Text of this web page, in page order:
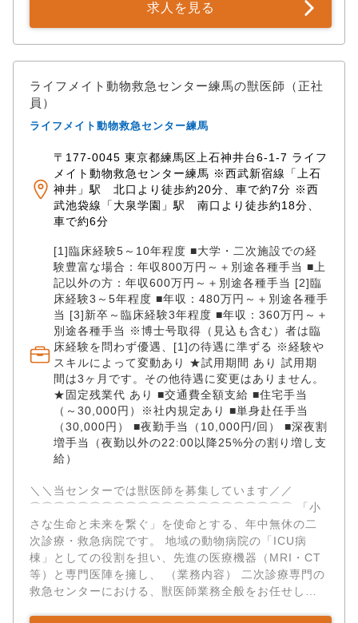
イフステージの変化に合わせた柔軟な働き方を応援し
体系的に学んでいただけます。 個人病院ではなかなか
経験できない規模のマネジメントや、大手グループな
らではのマーケティングノウハウを間近で学び、実践
できる環境です。 「将来は自分の病院を持ってみた
い」 「これまでの臨床経験を活かして組織を引っ張る
側に回りたい」 という獣医師の情熱に応える環境を約
な院長就任を見据えた病院マネジメント業務全般。 ◎
ンフォームドコンセント ◎スタッフの教育・指導、チ
ームのモチベーション管理 ◎数値管理、病院方針の策
定、マーケティングなどの経営管理業務 ※将来は院長
として、病院全体の経営・運営をリードしていただき
経験と手腕を正当評価！想定年収7,000,000円〜
10,000,000円の高待遇 マネージャークラス〜院長候補
（管理監督者）としての採用となるため、月給は50万
円〜からのスタート！ これまでの臨床経験やスキル、
前職の給与を考慮の上、上限なしで決定します。 賞与
年2回（初年度は1回）もあり、あなたの実力がしっか
りと収入に直結する仕組みです。 ✅特定の認定医資格
に対して月5万〜20万円支給！手厚すぎる「各種諸手
当」 月1.5万〜3万円の「住宅手当（支給条件あり）」
をはじめ、 特定の認定医資格に対して月5万〜20万円
が支給される「資格手当」や「英語資格手当（月3万円/
支給条件あり）」など、 生活面やこれまでのキャリア
を強力にサポートする手当が非常に充実しています。
✅ワークライフバランスもしっかり。残業代は完全法令
順守！ 完全週休2日制（シフト制）に加え、年次有給休
暇や慶弔休暇など、体をしっかりと休められる環境を
整えています。 また、残業代は完全法令順守で支給。
セミナーや学会の参加費補助、院内セミナーなど、 働
きながら経営ノウハウや最新の獣医療知識をアップデ
ートできる支援体制も万全です。
求人を見る
ライフメイト動物救急センター練馬の獣医師（正社
員）
ライフメイト動物救急センター練馬
〒177-0045 東京都練馬区上石神井台6-1-7 ライフ
メイト動物救急センター練馬 ※西武新宿線「上石
神井」駅 北口より徒歩約20分、車で約7分 ※西
武池袋線「大泉学園」駅 南口より徒歩約18分、
車で約6分
[1]臨床経験5～10年程度 ■大学・二次施設での経
験豊富な場合：年収800万円～＋別途各種手当 ■上
記以外の方：年収600万円～＋別途各種手当 [2]臨
床経験3～5年程度 ■年収：480万円～＋別途各種手
当 [3]新卒～臨床経験3年程度 ■年収：360万円～＋
別途各種手当 ※博士号取得（見込も含む）者は臨
床経験を問わず優遇、[1]の待遇に準ずる ※経験や
スキルによって変動あり ★試用期間 あり 試用期
間は3ヶ月です。その他待遇に変更はありません。
★固定残業代 あり ■交通費全額支給 ■住宅手当
（～30,000円）※社内規定あり ■単身赴任手当
（30,000円） ■夜勤手当（10,000円/回） ■深夜割
増手当（夜勤以外の22:00以降25%分の割り増し支
給）
＼＼当センターでは獣医師を募集しています／／ ​
⌒⌒⌒⌒⌒⌒⌒⌒⌒⌒⌒⌒⌒⌒⌒⌒⌒⌒⌒⌒⌒⌒ 「小
さな生命と未来を繋ぐ」を使命とする、年中無休の二
次診療・救急病院です。 地域の動物病院の「ICU病
棟」としての役割を担い、先進の医療機器（MRI・CT
等）と専門医陣を擁し、 （業務内容） 二次診療専門の
救急センターにおける、獣医師業務全般をお任せしま